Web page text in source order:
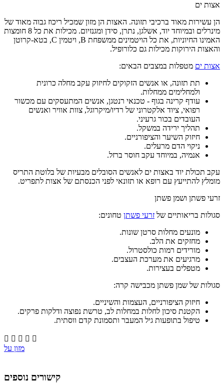
אצות ים
הן עשירות מאוד ברכיבי תזונה. האצות הן מזון שמכיל ריכוז גבוה מאוד של
מינרלים ובמיוחד יוד, אשלגן, נתרן, סידן ומגנזיום. מכילות את כל 8 חומצות
האמינו החיוניות, את כל הויטמינים ממשפחת B, ויטמין C, בטא-קרוטן
והאצות הירוקות מכילות גם כלורופיל.
אצות ים מטפלות במצבים הבאים:
תת תזונה, או אנשים הזקוקים לחיזוק עקב מחלה כרונית
ולמחלימים ממחלות.
עודף קרינה בגוף - טכנאי רנטגן, אנשים המתעסקים עם מכשור
רפואי, ציוד אלקטרוני של רדיו/מיקרוגל, צוות אוויר ואנשים
העובדים בכור גרעיני.
תהליך ירידה במשקל.
חיזוק השיער והציפורניים.
ניקוי הדם מרעלים.
אנמיה, במיוחד עקב חוסר ברזל.
עקב תכולת יוד באצות ים לאנשים הסובלים מבעיות של בלוטת התריס
מומלץ להתייעץ עם רופא או תזונאי לפני הכנסתם של אצות לתפריט.
זרעי פשתן ושמן פשתן
סגולות בריאותיים של זרעי פשתן טחונים:
מונעים מחלות סרטן שונות.
מחזקים את הלב.
מורידים רמות כולסטרול.
מרגיעים את מערכת העצבים.
מטפלים בעצירות.
סגולות של שמן פשתן מכבישה קרה:
חיזוק הציפורניים, העצמות והשיניים.
הקטנת סיכון לחלות במחלות לב, טרשת נפוצה ודלקות פרקים.
טיפול בתופעות גיל המעבר ותסמונת קדם ווסתית.
    
מזון על
קישורים נוספים